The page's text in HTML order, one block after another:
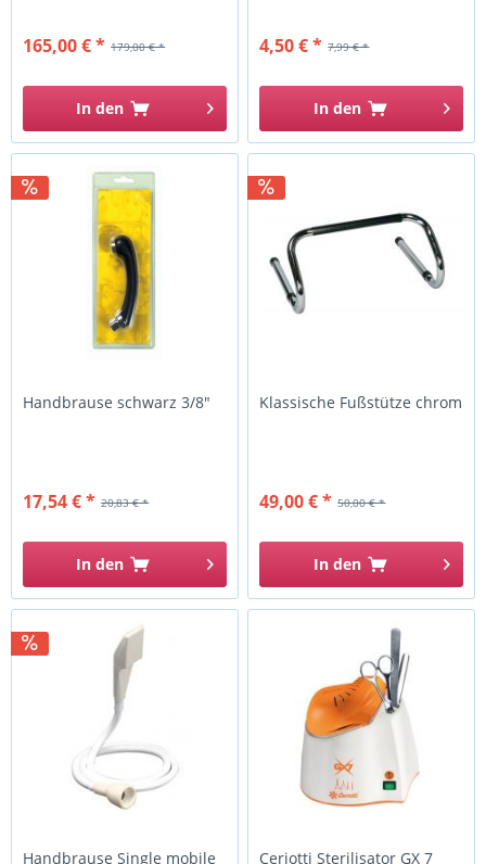
179,00 € *
165,00 € *
In den
7,99 € *
4,50 € *
In den
Handbrause schwarz 3/8"
20,83 € *
17,54 € *
In den
Klassische Fußstütze chrom
50,00 € *
49,00 € *
In den
Handbrause Single mobile
Ceriotti Sterilisator GX 7